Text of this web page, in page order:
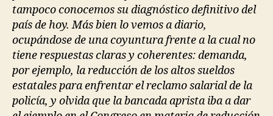
tampoco conocemos su diagnóstico definitivo del
país de hoy. Más bien lo vemos a diario,
ocupándose de una coyuntura frente a la cual no
tiene respuestas claras y coherentes: demanda,
por ejemplo, la reducción de los altos sueldos
estatales para enfrentar el reclamo salarial de la
policía, y olvida que la bancada aprista iba a dar